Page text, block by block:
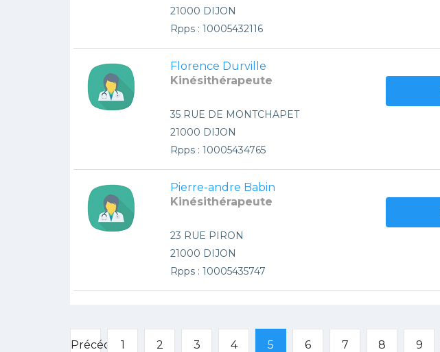
21000 DIJON
Rpps : 10005432116
Florence Durville
Kinésithérapeute
35 RUE DE MONTCHAPET
21000 DIJON
Rpps : 10005434765
Pierre-andre Babin
Kinésithérapeute
23 RUE PIRON
21000 DIJON
Rpps : 10005435747
Précédent
1 2 3 4 5 6 7 8 9